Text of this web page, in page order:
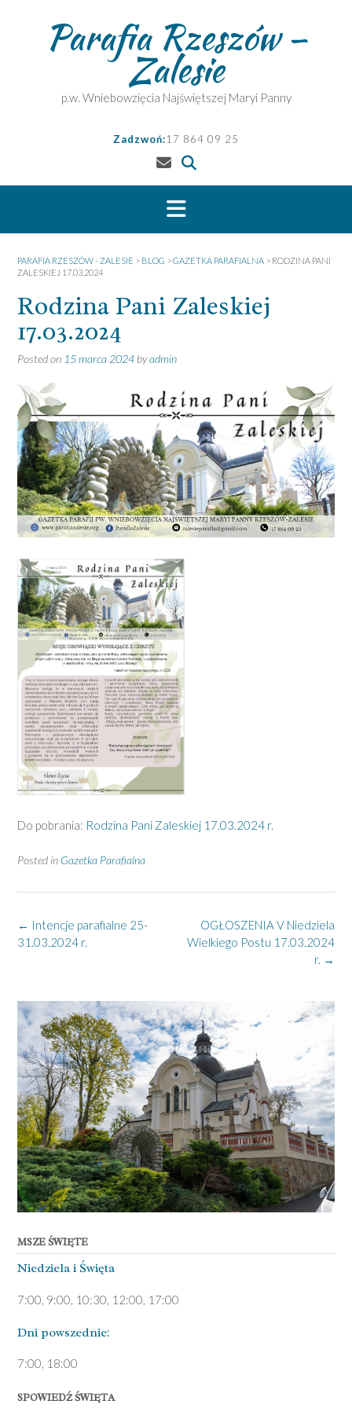
Parafia Rzeszów –
Zalesie
p.w. Wniebowzięcia Najświętszej Maryi Panny
Zadzwoń:17 864 09 25
PARAFIA RZESZÓW - ZALESIE > BLOG >GAZETKA PARAFIALNA > RODZINA PANI
ZALESKIEJ 17.03.2024
Rodzina Pani Zaleskiej
17.03.2024
Posted on 15 marca 2024 byadmin
Do pobrania: Rodzina Pani Zaleskiej 17.03.2024 r.
Posted in Gazetka Parafialna
Post
navigation
OGŁOSZENIA V Niedziela
Wielkiego Postu 17.03.2024
r. →
← Intencje parafialne 25-
31.03.2024 r.
MSZE ŚWIĘTE
Niedziela ­i Święta
7:00, 9:00, 10:30, 12:00, 17:00
Dni pows­zednie:
7­:00, 18:00­
SPOWIEDŹ ŚWIĘTA